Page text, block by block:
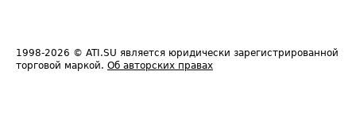
1998-2026 © ATI.SU является юридически зарегистрированной
торговой маркой. Об авторских правах